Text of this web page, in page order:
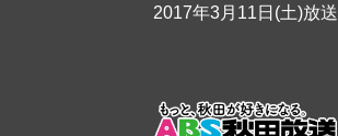
2017年3月11日(土)放送